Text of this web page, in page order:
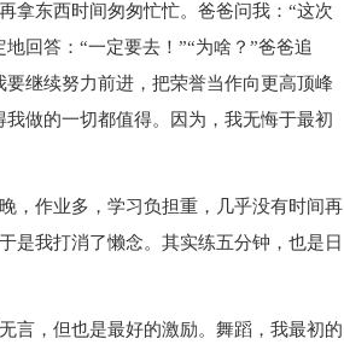
拿东西时间匆匆忙忙。爸爸问我：“这次
回答：“一定要去！”“为啥？”爸爸追
继续努力前进，把荣誉当作向更高顶峰
做的一切都值得。因为，我无悔于最初
，作业多，学习负担重，几乎没有时间再
是我打消了懒念。其实练五分钟，也是日
言，但也是最好的激励。舞蹈，我最初的